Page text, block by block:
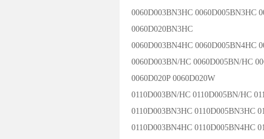
0060D003BN3HC 0060D005BN3HC
0060D020BN3HC
0060D003BN4HC 0060D005BN4HC
0060D003BN/HC 0060D005BN/HC
0060D020P 0060D020W
0110D003BN/HC 0110D005BN/HC
0110D003BN3HC 0110D005BN3HC
0110D003BN4HC 0110D005BN4HC